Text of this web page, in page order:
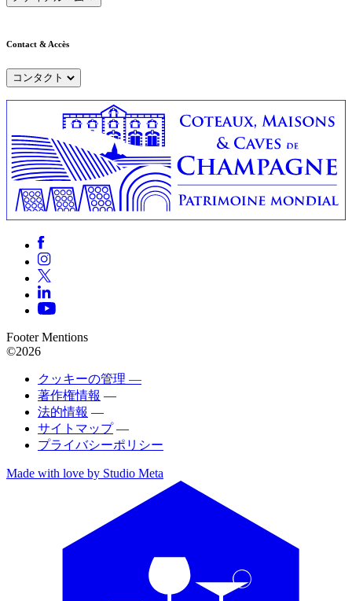
Contact & Accès
コンタクト
Footer Mentions
©2026
クッキーの管理 —
著作権情報 —
法的情報 —
サイトマップ —
プライバシーポリシー
Made with love by Studio Meta